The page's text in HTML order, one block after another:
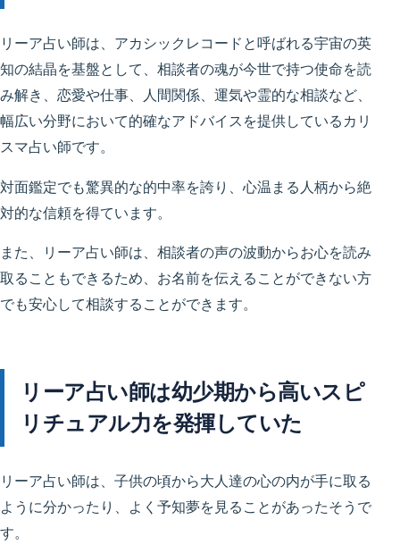
リーア占い師は、アカシックレコードと呼ばれる宇宙の英
知の結晶を基盤として、相談者の魂が今世で持つ使命を読
み解き、恋愛や仕事、人間関係、運気や霊的な相談など、
幅広い分野において的確なアドバイスを提供しているカリ
スマ占い師です。
対面鑑定でも驚異的な的中率を誇り、心温まる人柄から絶
対的な信頼を得ています。
また、リーア占い師は、相談者の声の波動からお心を読み
取ることもできるため、お名前を伝えることができない方
でも安心して相談することができます。
リーア占い師は幼少期から高いスピ
リチュアル力を発揮していた
リーア占い師は、子供の頃から大人達の心の内が手に取る
ように分かったり、よく予知夢を見ることがあったそうで
す。